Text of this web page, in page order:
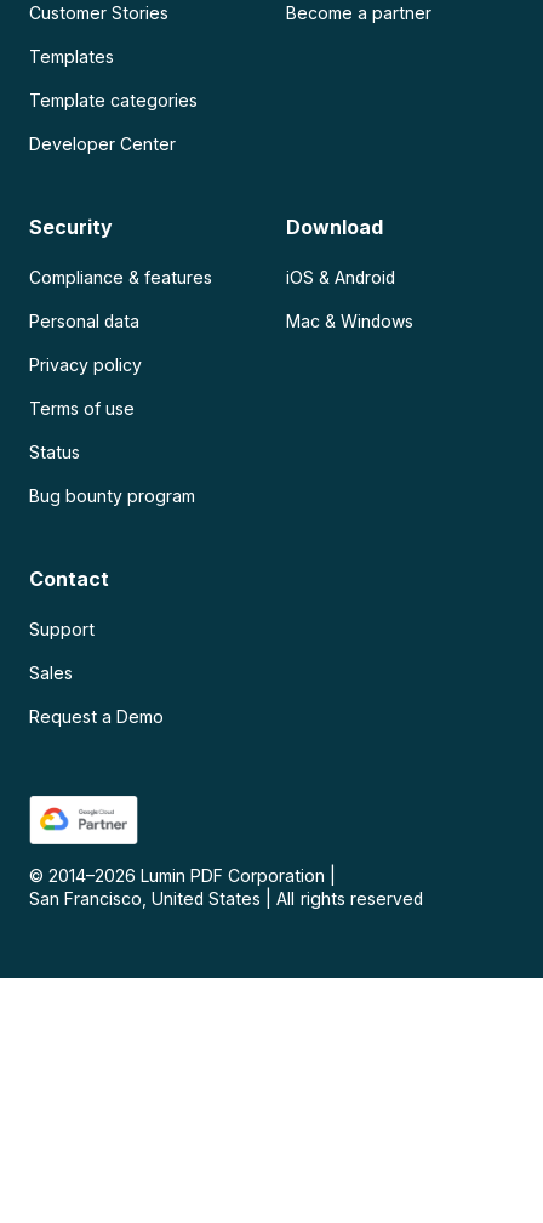
Customer Stories
Templates
Template categories
Developer Center
Become a partner
Security
Compliance & features
Personal data
Privacy policy
Terms of use
Status
Bug bounty program
Download
iOS & Android
Mac & Windows
Contact
Support
Sales
Request a Demo
© 2014–2026 Lumin PDF Corporation
San Francisco, United States
All rights reserved